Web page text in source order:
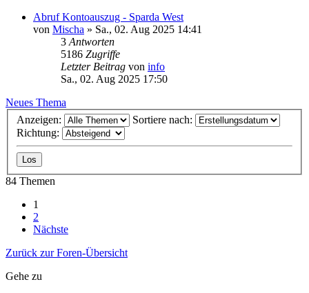
Abruf Kontoauszug - Sparda West
von Mischa » Sa., 02. Aug 2025 14:41
3 Antworten
5186 Zugriffe
Letzter Beitrag von info
Sa., 02. Aug 2025 17:50
Neues Thema
Anzeigen:
Sortiere nach:
Richtung:
84 Themen
1
2
Nächste
Zurück zur Foren-Übersicht
Gehe zu